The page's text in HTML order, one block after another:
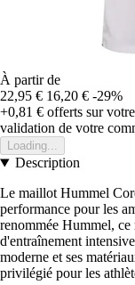
À partir de
22,95 € 16,20 € -29%
+0,81 € offerts sur
validation de votre
Loading...
Description
Le maillot Hummel
performance pour les
renommée Hummel, ce
d'entraînement
moderne et ses
privilégié pour les